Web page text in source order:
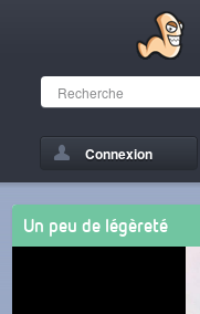
Connexion
Un peu de légèreté